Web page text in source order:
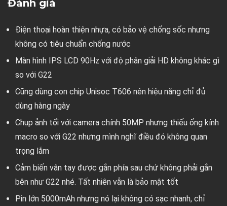
Đánh giá
Điện thoại hoàn thiện nhựa, có bảo vệ chống sốc nhưng
không có tiêu chuẩn chống nước
Màn hình IPS LCD 90Hz với độ phân giải HD không khác gì
so với G22
Cũng dùng con chip Unisoc T606 nên hiệu năng chỉ đủ
dùng hàng ngày
Chụp ảnh tối với camera chính 50MP nhưng thiếu ống kính
macro so với G22 nhưng mình nghĩ điều đó không quan
trọng lắm
Cảm biến vân tay được gắn phía sau chứ không phải gắn
bên như G22 nhé. Tất nhiên vẫn là bảo mật tốt
Pin lớn 5000mAh nhưng nó lại không có sạc nhanh, chỉ